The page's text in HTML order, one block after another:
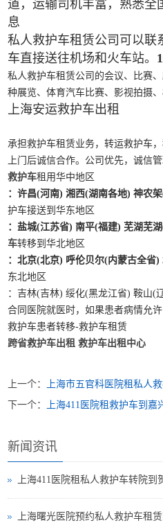
道，运输司机丰富，熟悉全
息
私人救护车租赁公司可以联
车直接送往机场和火车站。
私人救护车租赁公司的会议、比赛
种展览、体育汽车比赛、影视拍摄
上海安运救护车出租
承担救护车租赁业务，转运救护车
上门后诚信合作。公司优先，诚信
救护车租用华中地区
：许昌(河南) 湘西(湖南各地) 神农
护车接送到华东地区
：盐城(江苏省) 南平(福建) 芜湖芜
车转移到华北地区
：北京(北京) 呼伦贝尔(内蒙古全省
东北地区
：吉林(吉林) 绥化(黑龙江省) 鞍山(
合同医院就医时，如果患者病情允
救护车患者转移-救护车租赁
跨省救护车出租 救护车出租中心
上一个：
上海市五官科医院租私人救护车转
下一个：
上海411医院租救护车到嘉兴
新闻资讯